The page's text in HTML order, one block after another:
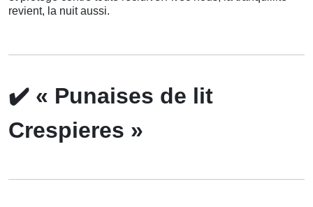
revient, la nuit aussi.
✔️ « Punaises de lit
Crespieres »